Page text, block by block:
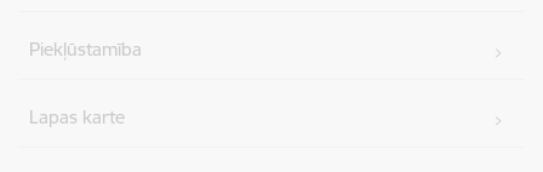
Piekļūstamība
Lapas karte